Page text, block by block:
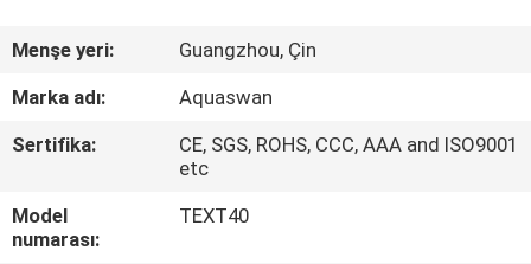
HAKKIMIZDA
FABRIKA
TURU
Menşe yeri:
Guangzhou, Çin
Marka adı:
Aquaswan
Sertifika:
CE, SGS, ROHS, CCC, AAA and ISO9001
etc
Model
numarası:
TEXT40